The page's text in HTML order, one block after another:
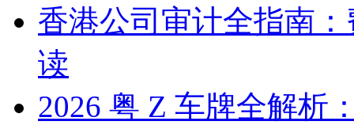
香港公司审计全指南
读
2026 粤 Z 车牌全解析